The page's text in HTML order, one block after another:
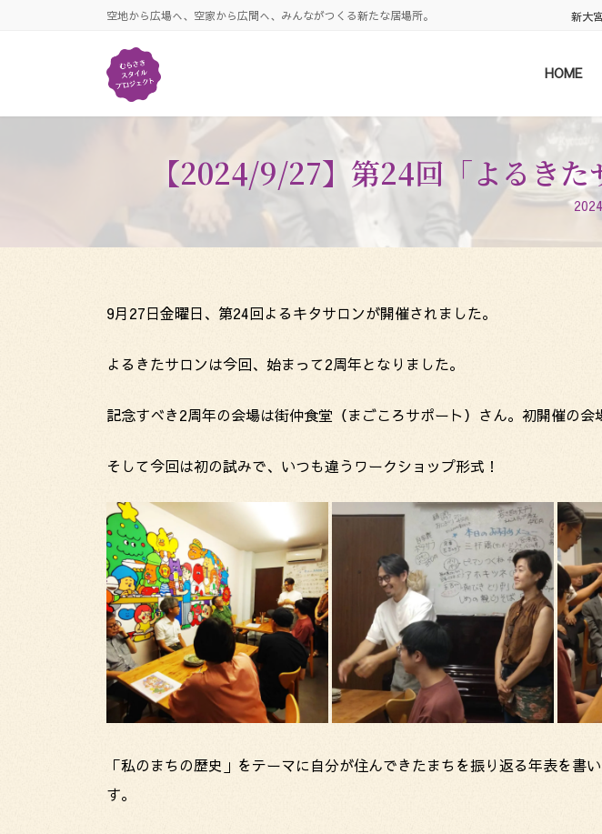
へ
ョ
空地から広場へ、空家から広間へ、みんながつくる新たな居場所。 新大
HOME
【2024/9/27】第24回「よるきた
9月27日金曜日、第24回よるキタサロンが開催されました。
よるきたサロンは今回、始まって2周年となりました。
記念すべき2周年の会場は街仲食堂（まごころサポート）さん。初開催の会
そして今回は初の試みで、いつも違うワークショップ形式！
「私のまちの歴史」をテーマに自分が住んできたまちを振り返る年表を書
す。